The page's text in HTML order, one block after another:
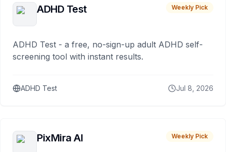
ADHD Test Weekly Pick
ADHD Test - a free, no-sign-up adult ADHD self-
screening tool with instant results.
ADHD Test Jul 8, 2026
PixMira AI Weekly Pick